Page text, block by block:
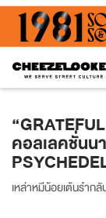
คอลเลคชั่นน
เหล่าหมีน้อยเต้นรำก